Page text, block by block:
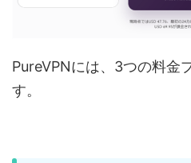
PureVPNには、3つの料金
す。